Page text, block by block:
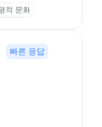
적 문화
빠른 응답